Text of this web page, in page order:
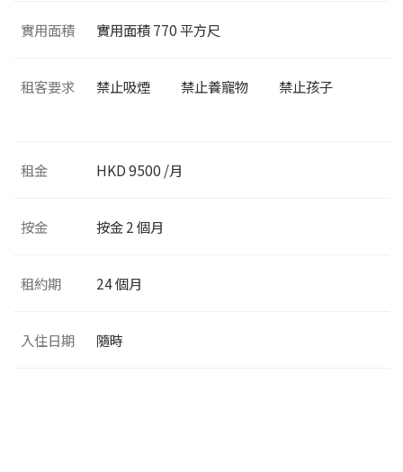
實用面積 實用面積770平方尺
租客要求 禁止吸煙 禁止養寵物 禁止孩子
租金 HKD 9500 /月
按金 按金 2 個月
租約期 24 個月
入住日期 隨時